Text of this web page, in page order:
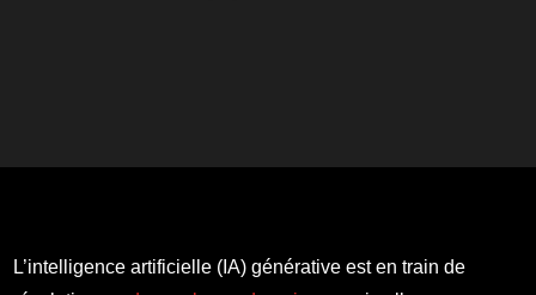
L’intelligence artificielle (IA) générative est en train de